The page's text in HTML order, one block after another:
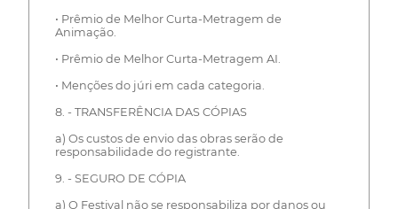
• Prêmio de Melhor Curta-Metragem de
Animação.
• Prêmio de Melhor Curta-Metragem AI.
• Menções do júri em cada categoria.
8. - TRANSFERÊNCIA DAS CÓPIAS
a) Os custos de envio das obras serão de
responsabilidade do registrante.
9. - SEGURO DE CÓPIA
a) O Festival não se responsabiliza por danos ou